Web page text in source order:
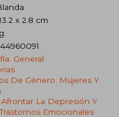
x 2.8 cm
General
De Género: Mujeres Y
La Depresión Y
Emocionales